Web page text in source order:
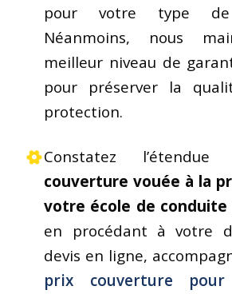
pour votre type de
Néanmoins, nous
meilleur niveau de
pour préserver la
protection.
Constatez
couverture vouée à la
votre école de conduite
en procédant à votre
devis en ligne,
prix couverture pour